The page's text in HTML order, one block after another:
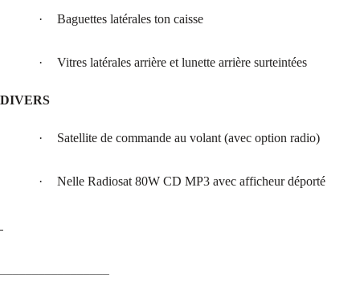
· Baguettes latérales ton caisse
· Vitres latérales arrière et lunette arrière surteintées
DIVERS
· Satellite de commande au volant (avec option radio)
· Nelle Radiosat 80W CD MP3 avec afficheur déporté